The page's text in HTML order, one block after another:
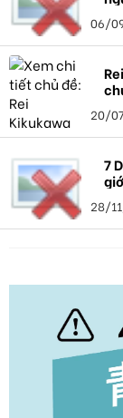
06/
20/
7
28/